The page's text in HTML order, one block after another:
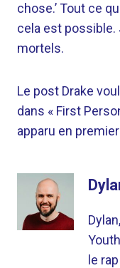
chose.’ Tout ce
cela est possible.
mortels.
Le post Drake
dans « First
apparu en
le